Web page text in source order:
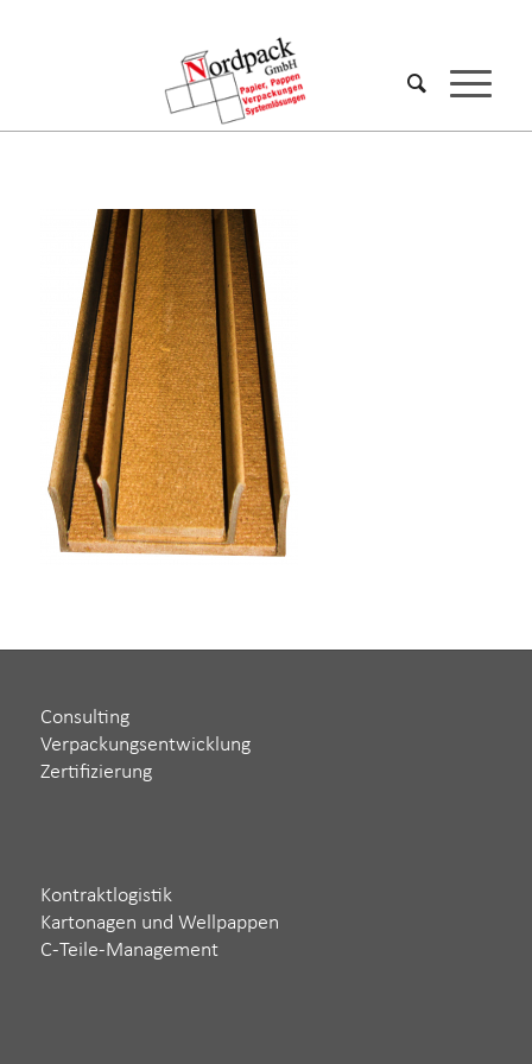
Consulting
Verpackungsentwicklung
Zertifizierung
Kontraktlogistik
Kartonagen und Wellpappen
C-Teile-Management